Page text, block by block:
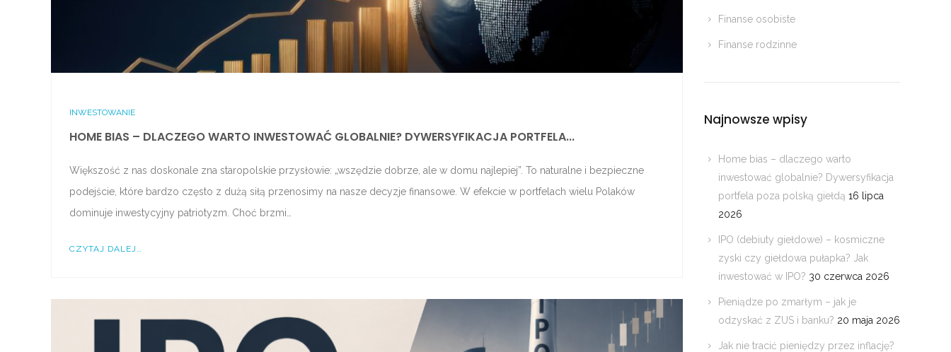
INWESTOWANIE
HOME BIAS – DLACZEGO WARTO INWESTOWAĆ GLOBALNIE? DYWERSYFIKACJA PORTFELA...
Większość z nas doskonale zna staropolskie przysłowie: „wszędzie dobrze, ale w domu najlepiej”. To naturalne i bezpieczne
podejście, które bardzo często z dużą siłą przenosimy na nasze decyzje finansowe. W efekcie w portfelach wielu Polaków
dominuje inwestycyjny patriotyzm. Choć brzmi…
CZYTAJ DALEJ…
Finanse osobiste
Finanse rodzinne
Najnowsze wpisy
Home bias – dlaczego warto
inwestować globalnie? Dywersyfikacja
portfela poza polską giełdą 16 lipca
2026
IPO (debiuty giełdowe) – kosmiczne
zyski czy giełdowa pułapka? Jak
inwestować w IPO? 30 czerwca 2026
Pieniądze po zmarłym – jak je
odzyskać z ZUS i banku? 20 maja 2026
Jak nie tracić pieniędzy przez inflację?